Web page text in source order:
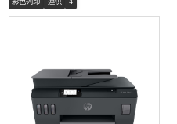
彩色列印 連供 4